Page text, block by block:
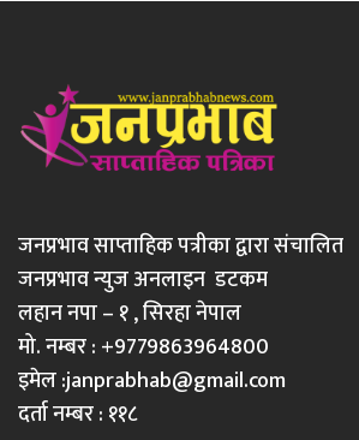
जनप्रभाव साप्ताहिक पत्रीका द्वारा संचालित
जनप्रभाव न्युज अनलाइन डटकम
लहान नपा – १ , सिरहा नेपाल
मो. नम्बर : +9779863964800
इमेल :janprabhab@gmail.com
दर्ता नम्बर : ११८